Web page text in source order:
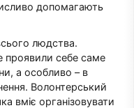
допомагають
людства.
проявили себе саме
а особливо – в
Волонтерський
вміє організовувати